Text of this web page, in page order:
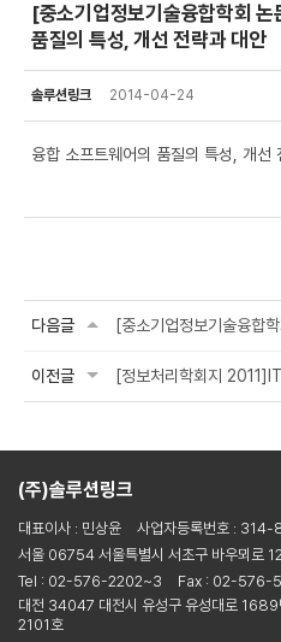
[중소기업정보기술융합학회
품질의 특성, 개선 전략과 대안
솔루션링크 2014-04-24
융합 소프트웨어의 품질의 특성, 개선
다음글
이전글
(주)솔루션링크
대표이사 : 민상윤
사업자등록번호 :
서울 06754 서울특별시 서초구 바우뫼로
Tel : 02-576-2202~3
Fax : 02-576-
대전 34047 대전시 유성구 유성대로
2101호